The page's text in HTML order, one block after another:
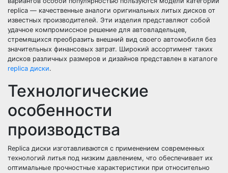
replica — качественные аналоги оригинальных литых дисков от
известных производителей. Эти изделия представляют собой
удачное компромиссное решение для автовладельцев,
стремящихся преобразить внешний вид своего автомобиля без
значительных финансовых затрат. Широкий ассортимент таких
дисков различных размеров и дизайнов представлен в каталоге
replica диски.
Технологические
особенности
производства
Replica диски изготавливаются с применением современных
технологий литья под низким давлением, что обеспечивает их
оптимальные прочностные характеристики при относительно